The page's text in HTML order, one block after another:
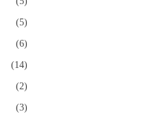
(5)
(6)
(14)
(2)
(3)